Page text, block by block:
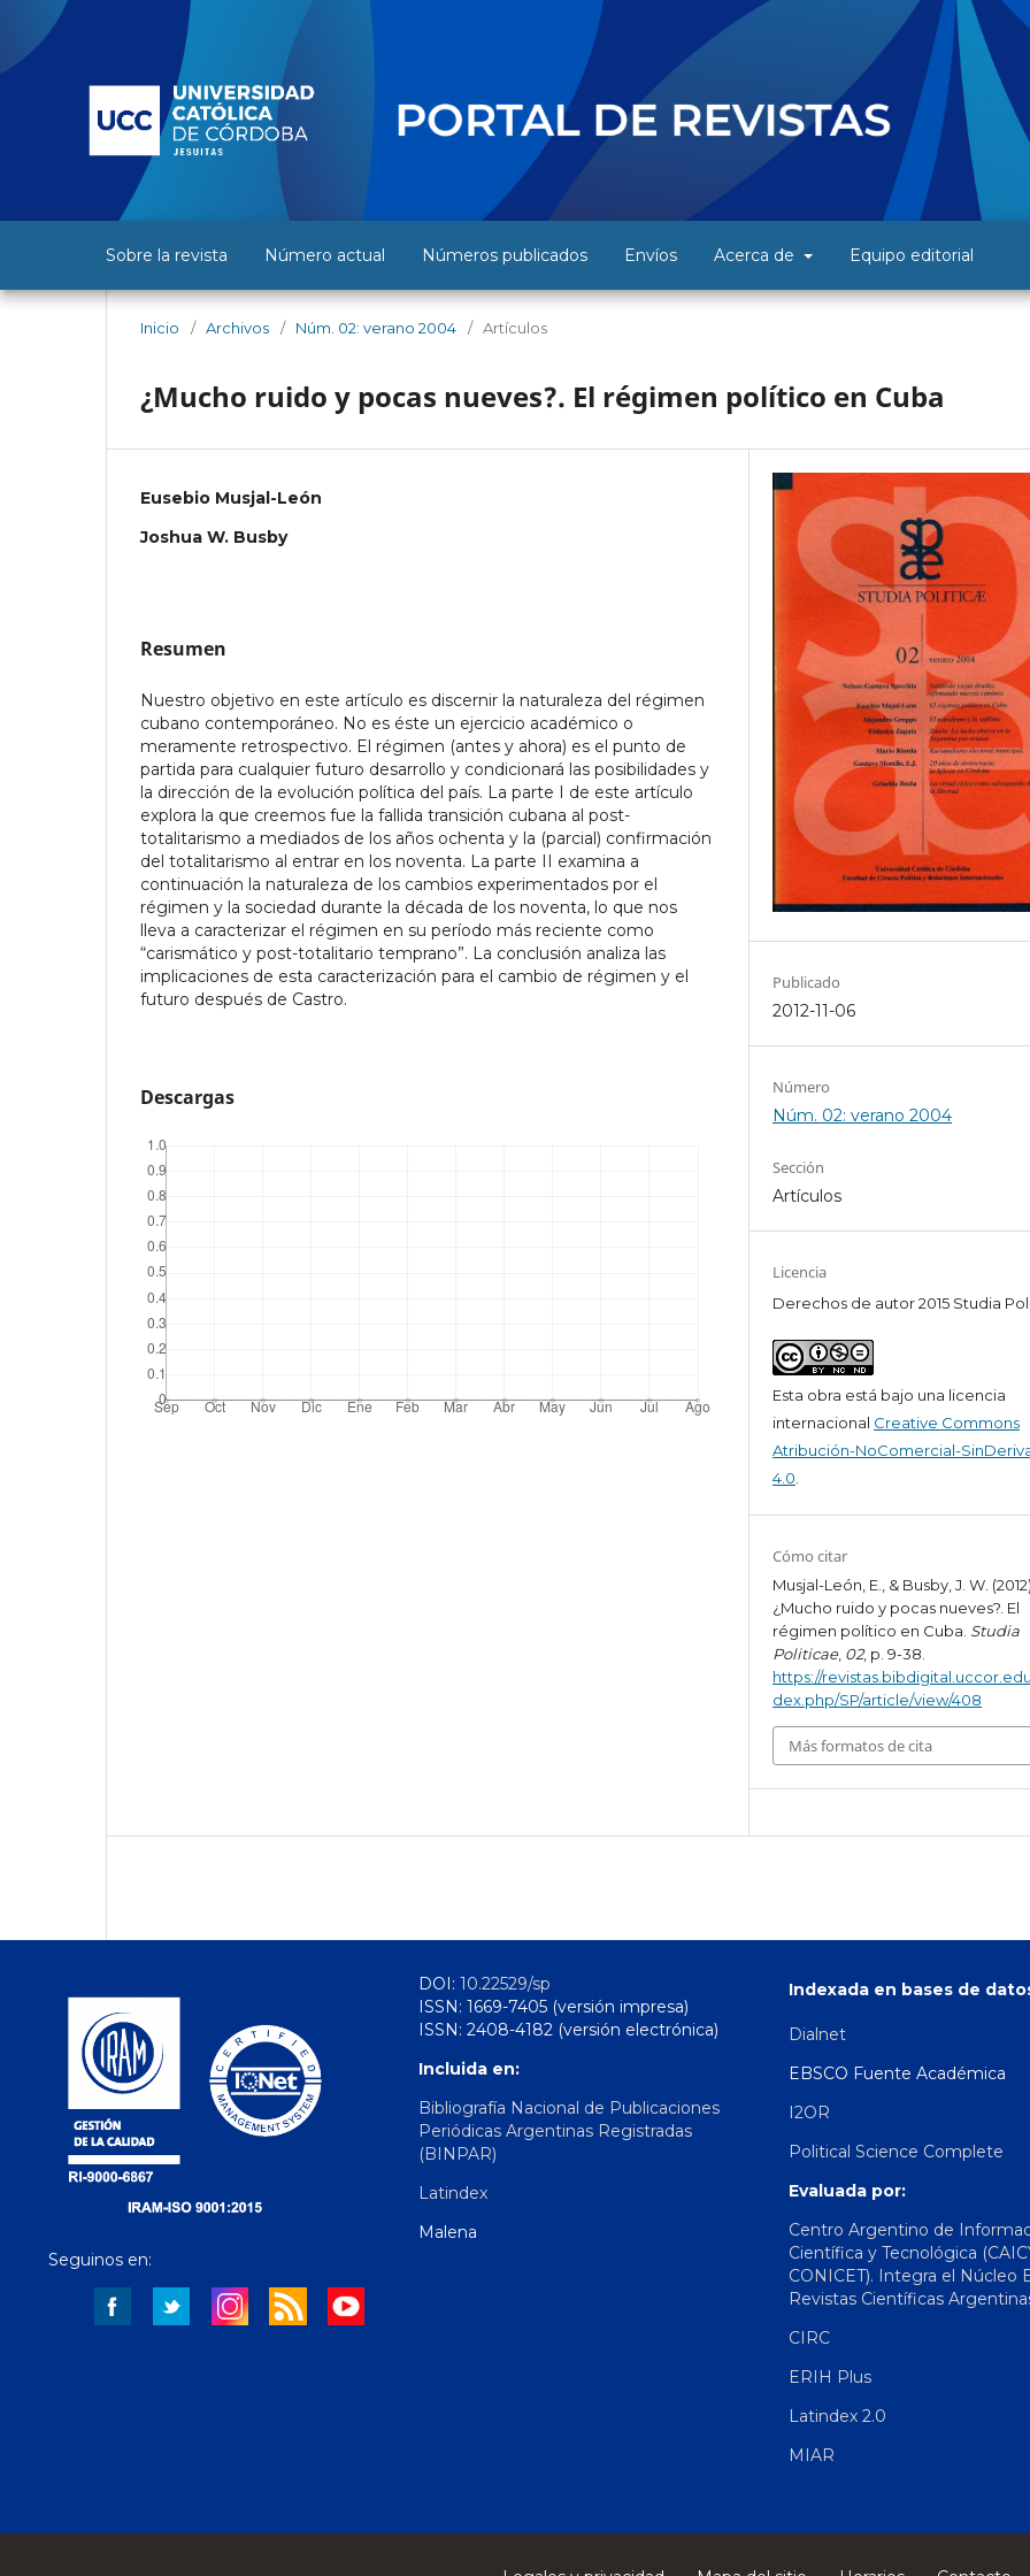
Sobre la revista Número actual Números publicados Envíos Acerca de Equipo editorial
Inicio / Archivos / Núm. 02: verano 2004 / Artículos
¿Mucho ruido y pocas nueves?. El régimen político en Cuba
Eusebio Musjal-León
Joshua W. Busby
Resumen
Nuestro objetivo en este artículo es discernir la naturaleza del régimen
cubano contemporáneo. No es éste un ejercicio académico o
meramente retrospectivo. El régimen (antes y ahora) es el punto de
partida para cualquier futuro desarrollo y condicionará las posibilidades y
la dirección de la evolución política del país. La parte I de este artículo
explora la que creemos fue la fallida transición cubana al post-
totalitarismo a mediados de los años ochenta y la (parcial) confirmación
del totalitarismo al entrar en los noventa. La parte II examina a
continuación la naturaleza de los cambios experimentados por el
régimen y la sociedad durante la década de los noventa, lo que nos
lleva a caracterizar el régimen en su período más reciente como
“carismático y post-totalitario temprano”. La conclusión analiza las
implicaciones de esta caracterización para el cambio de régimen y el
futuro después de Castro.
Descargas
Publicado
2012-11-06
Número
Núm. 02: verano 2004
Sección
Artículos
Licencia
Derechos de autor 2015 Studia
Esta obra está bajo una licencia
internacional Creative Commons
Atribución-NoComercial-
4.0
Cómo citar
Musjal-León, E., & Busby, J. W. (2012).
¿Mucho ruido y pocas nueves?. El
régimen político en Cuba. Studia
Politicae, 02, p. 9-38.
https://
dex.php/SP/article/view/408
Más formatos de cita
Seguinos en:
DOI: 10.22529/sp
ISSN: 1669-7405 (versión impresa)
ISSN: 2408-4182 (versión electrónica)
Incluida en:
Bibliografía Nacional de Publicaciones
Periódicas Argentinas Registradas
(BINPAR)
Latindex
Malena
Indexada en bases de
Dialnet
EBSCO Fuente Académica
I2OR
Political Science Complete
Evaluada por:
Centro Argentino de
Científica y Tecnológica
CONICET). Integra el Núcleo
Revistas Científicas
CIRC
ERIH Plus
Latindex 2.0
MIAR